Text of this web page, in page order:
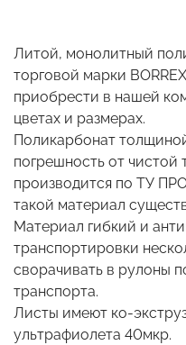
Литой, монолитный
торговой марки
приобрести в нашей
цветах и размерах.
Поликарбонат
погрешность от чистой
производится по ТУ
такой материал
Материал гибкий и
транспортировки
сворачивать в рулоны
транспорта.
Листы имеют ко-
ультрафиолета 40мкр.